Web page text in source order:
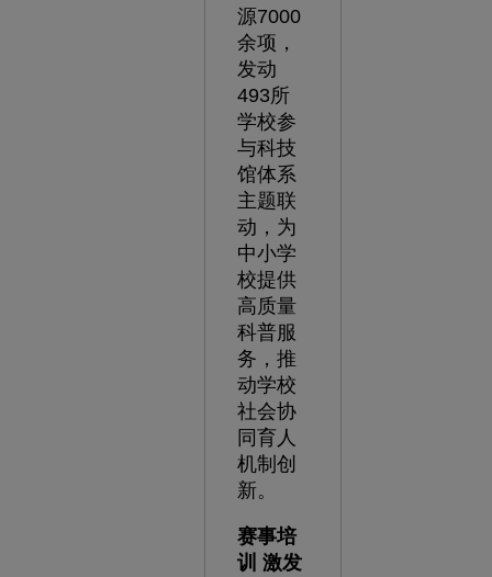
源7000
余项，
发动
493所
学校参
与科技
馆体系
主题联
动，为
中小学
校提供
高质量
科普服
务，推
动学校
社会协
同育人
机制创
新。
赛事培
训 激发